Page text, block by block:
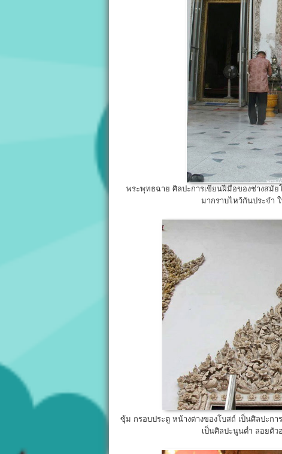
พระพุทธฉาย ศิลปะการเขียนฝีมือของช่างสมั
มากราบไหว้กันประจำ
ซุ้ม กรอบประตู หน้างต่างของโบสถ์ เป็นศิลปะ
เป็นศิลปะนูนต่ำ ลอยตัว